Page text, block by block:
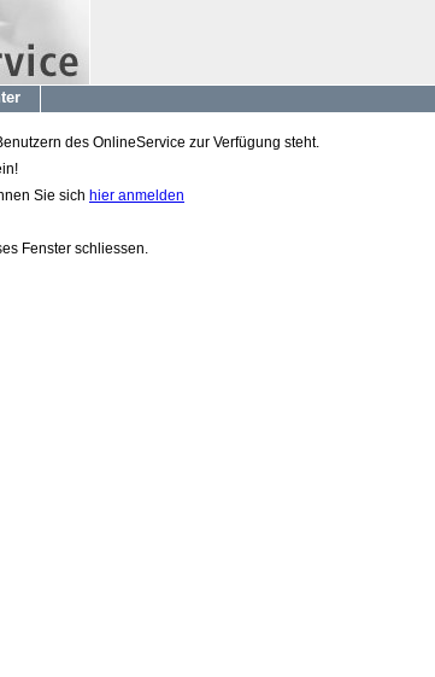
des OnlineService zur Verfügung steht.
Sie sich hier anmelden
Fenster schliessen.